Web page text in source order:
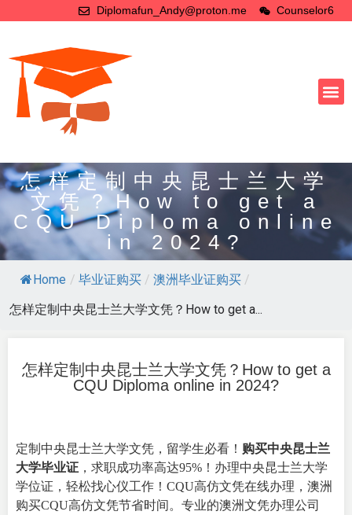
Diplomafun_Andy@proton.me Counselor6
怎样定制中央昆士兰大学
文凭？How to get a
CQU Diploma online
in 2024?
Home / 毕业证购买 / 澳洲毕业证购买 /
怎样定制中央昆士兰大学文凭？How to get a...
怎样定制中央昆士兰大学文凭？How to get a
CQU Diploma online in 2024?
定制中央昆士兰大学文凭，留学生必看！ 购买中央昆士兰
大学毕业证 ，求职成功率高达95%！办理中央昆士兰大学
学位证，轻松找心仪工作！CQU高仿文凭在线办理，澳洲
购买CQU高仿文凭节省时间。专业的澳洲文凭办理公司